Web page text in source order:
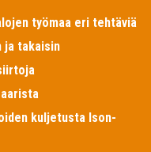
työmaa eri tehtäviä
ja takaisin
kuljetusta Ison-